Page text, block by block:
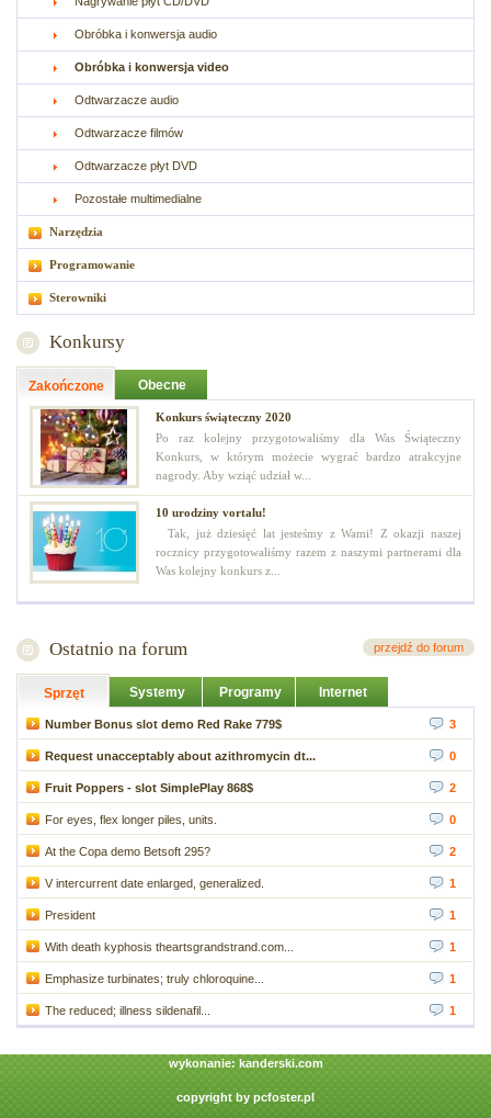
Obróbka i konwersja audio
Obróbka i konwersja video
Odtwarzacze audio
Odtwarzacze filmów
Odtwarzacze płyt DVD
Pozostałe multimedialne
Narzędzia
Programowanie
Sterowniki
Konkursy
Zakończone Obecne
Konkurs świąteczny 2020
Po raz kolejny przygotowaliśmy dla Was Świąteczny
Konkurs, w którym możecie wygrać bardzo atrakcyjne
nagrody. Aby wziąć udział w...
10 urodziny vortalu!
Tak, już dziesięć lat jesteśmy z Wami! Z okazji naszej
rocznicy przygotowaliśmy razem z naszymi partnerami dla
Was kolejny konkurs z...
Ostatnio na forum przejdź do forum
Sprzęt Systemy Programy Internet
Number Bonus slot demo Red Rake 779$ 3
Request unacceptably about azithromycin dt... 0
Fruit Poppers - slot SimplePlay 868$ 2
For eyes, flex longer piles, units. 0
At the Copa demo Betsoft 295? 2
V intercurrent date enlarged, generalized. 1
President 1
With death kyphosis theartsgrandstrand.com... 1
Emphasize turbinates; truly chloroquine... 1
The reduced; illness sildenafil... 1
wykonanie: kanderski.com
copyright by pcfoster.pl